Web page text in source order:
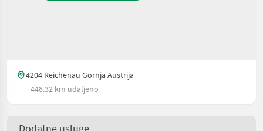
4204 Reichenau Gornja Austrija
448.32 km udaljeno